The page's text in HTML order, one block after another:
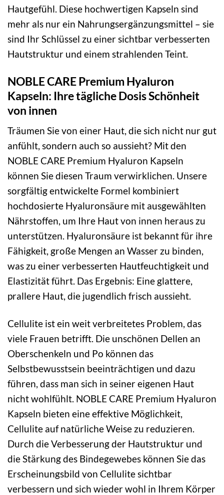
Hautgefühl. Diese hochwertigen Kapseln sind
mehr als nur ein Nahrungsergänzungsmittel – sie
sind Ihr Schlüssel zu einer sichtbar verbesserten
Hautstruktur und einem strahlenden Teint.
NOBLE CARE Premium Hyaluron
Kapseln: Ihre tägliche Dosis Schönheit
von innen
Träumen Sie von einer Haut, die sich nicht nur gut
anfühlt, sondern auch so aussieht? Mit den
NOBLE CARE Premium Hyaluron Kapseln
können Sie diesen Traum verwirklichen. Unsere
sorgfältig entwickelte Formel kombiniert
hochdosierte Hyaluronsäure mit ausgewählten
Nährstoffen, um Ihre Haut von innen heraus zu
unterstützen. Hyaluronsäure ist bekannt für ihre
Fähigkeit, große Mengen an Wasser zu binden,
was zu einer verbesserten Hautfeuchtigkeit und
Elastizität führt. Das Ergebnis: Eine glattere,
prallere Haut, die jugendlich frisch aussieht.
Cellulite ist ein weit verbreitetes Problem, das
viele Frauen betrifft. Die unschönen Dellen an
Oberschenkeln und Po können das
Selbstbewusstsein beeinträchtigen und dazu
führen, dass man sich in seiner eigenen Haut
nicht wohlfühlt. NOBLE CARE Premium Hyaluron
Kapseln bieten eine effektive Möglichkeit,
Cellulite auf natürliche Weise zu reduzieren.
Durch die Verbesserung der Hautstruktur und
die Stärkung des Bindegewebes können Sie das
Erscheinungsbild von Cellulite sichtbar
verbessern und sich wieder wohl in Ihrem Körper